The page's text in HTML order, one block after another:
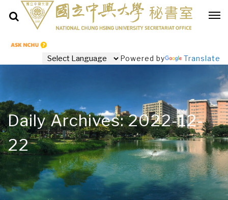
Powered by Translate
Daily Archives: 2022-12-
22